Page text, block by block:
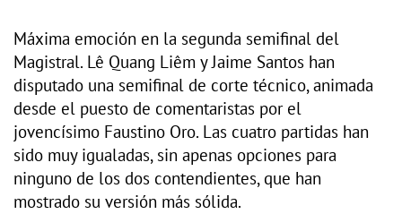
Máxima emoción en la segunda semifinal del
Magistral. Lê Quang Liêm y Jaime Santos han
disputado una semifinal de corte técnico, animada
desde el puesto de comentaristas por el
jovencísimo Faustino Oro. Las cuatro partidas han
sido muy igualadas, sin apenas opciones para
ninguno de los dos contendientes, que han
mostrado su versión más sólida.